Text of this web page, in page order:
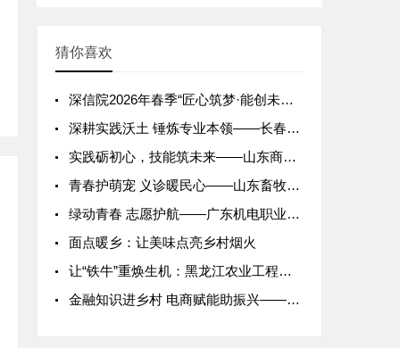
猜你喜欢
深信院2026年春季“匠心筑梦·能创未来”校园技能文化节暨专
深耕实践沃土 锤炼专业本领——长春金融高等专科学校财务管理学
实践砺初心，技能筑未来——山东商业职业技术学院2026年寒假
青春护萌宠 义诊暖民心——山东畜牧兽医职业学院志愿者社区宠物
绿动青春 志愿护航——广东机电职业技术学院2026年春季志愿
面点暖乡：让美味点亮乡村烟火
让“铁牛”重焕生机：黑龙江农业工程职业学院农业装备应用技术专
金融知识进乡村 电商赋能助振兴——浙江金融职业学院“三下乡”